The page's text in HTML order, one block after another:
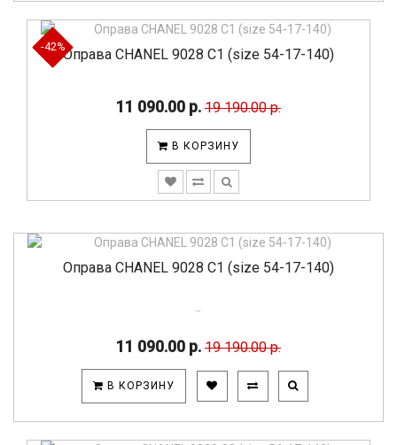
-42%Оправа CHANEL 9028 C1 (size 54-17-140)
11 090.00 р. 19 190.00 р.
В КОРЗИНУ
Оправа CHANEL 9028 C1 (size 54-17-140)
11 090.00 р. 19 190.00 р.
В КОРЗИНУ